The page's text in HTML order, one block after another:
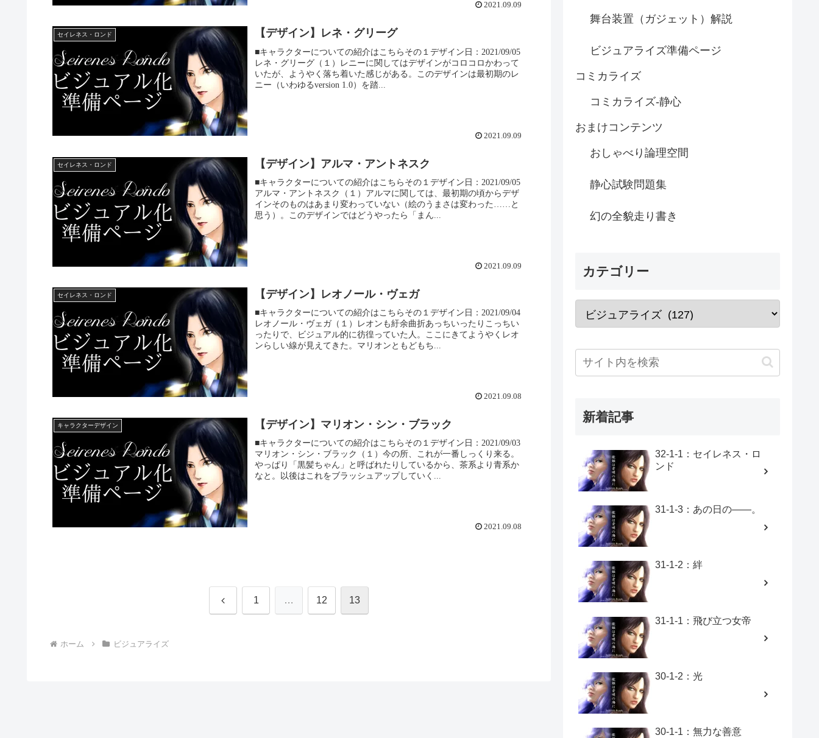
2021.09.09
セイレネス・ロンド 【デザイン】レネ・グリーグ
■キャラクターについての紹介はこちらその１デザイン日：2021/09/05
レネ・グリーグ（１）レニーに関してはデザインがコロコロかわって
いたが、ようやく落ち着いた感じがある。このデザインは最初期のレ
ニー（いわゆるversion 1.0）を踏...
2021.09.09
セイレネス・ロンド 【デザイン】アルマ・アントネスク
■キャラクターについての紹介はこちらその１デザイン日：2021/09/05
アルマ・アントネスク（１）アルマに関しては、最初期の頃からデザ
インそのものはあまり変わっていない（絵のうまさは変わった……と
思う）。このデザインではどうやったら「まん...
2021.09.09
セイレネス・ロンド 【デザイン】レオノール・ヴェガ
■キャラクターについての紹介はこちらその１デザイン日：2021/09/04
レオノール・ヴェガ（１）レオンも紆余曲折あっちいったりこっちい
ったりで、ビジュアル的に彷徨っていた人。ここにきてようやくレオ
ンらしい線が見えてきた。マリオンともどもち...
2021.09.08
キャラクターデザイン 【デザイン】マリオン・シン・ブラック
■キャラクターについての紹介はこちらその１デザイン日：2021/09/03
マリオン・シン・ブラック（１）今の所、これが一番しっくり来る。
やっぱり「黒髪ちゃん」と呼ばれたりしているから、茶系より青系か
なと。以後はこれをブラッシュアップしていく...
2021.09.08
前 1 … 12 13
ホーム ビジュアライズ
舞台装置（ガジェット）解説
ビジュアライズ準備ページ
コミカライズ
コミカライズ-静心
おまけコンテンツ
おしゃべり論理空間
静心試験問題集
幻の全貌走り書き
カテゴリー
新着記事
32-1-1：セイレネス・ロ
ンド
31-1-3：あの日の――。
31-1-2：絆
31-1-1：飛び立つ女帝
30-1-2：光
30-1-1：無力な善意